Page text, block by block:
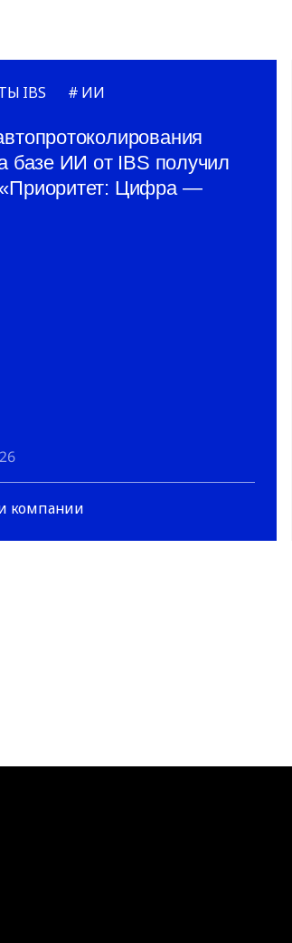
IBS ИИ
базе ИИ от IBS получил
Цифра —
компании